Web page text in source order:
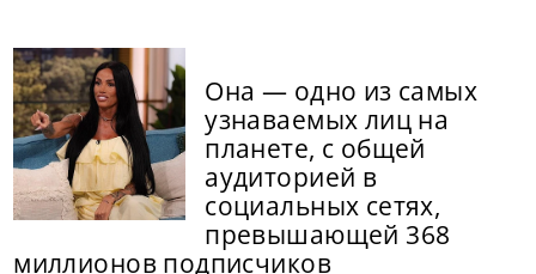
Она — одно из самых
узнаваемых лиц на
планете, с общей
аудиторией в
социальных сетях,
превышающей 368
миллионов подписчиков